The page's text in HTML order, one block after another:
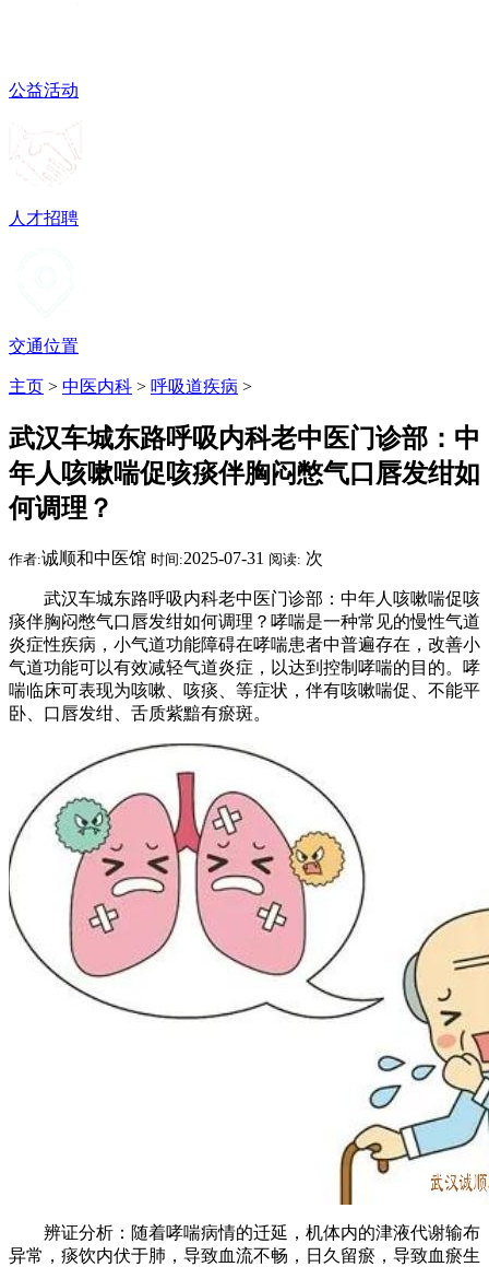
公益活动
人才招聘
交通位置
主页 > 中医内科 > 呼吸道疾病 >
武汉车城东路呼吸内科老中医门诊部：中
年人咳嗽喘促咳痰伴胸闷憋气口唇发绀如
何调理？
作者:诚顺和中医馆 时间:2025-07-31 阅读: 次
武汉车城东路呼吸内科老中医门诊部：中年人咳嗽喘促咳
痰伴胸闷憋气口唇发绀如何调理？哮喘是一种常见的慢性气道
炎症性疾病，小气道功能障碍在哮喘患者中普遍存在，改善小
气道功能可以有效减轻气道炎症，以达到控制哮喘的目的。哮
喘临床可表现为咳嗽、咳痰、等症状，伴有咳嗽喘促、不能平
卧、口唇发绀、舌质紫黯有瘀斑。
辨证分析：随着哮喘病情的迁延，机体内的津液代谢输布
异常，痰饮内伏于肺，导致血流不畅，日久留瘀，导致血瘀生